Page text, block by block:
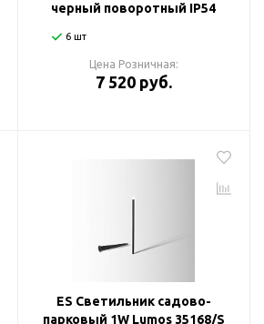
черный поворотный IP54
6 шт
Цена Розничная:
7 520 руб.
ES Светильник садово-
парковый 1W Lumos 35168/S